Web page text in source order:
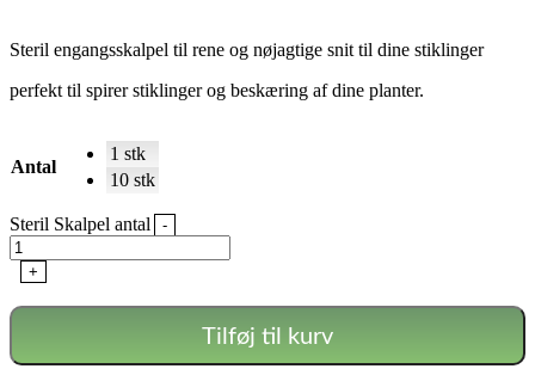
Steril engangsskalpel til rene og nøjagtige snit til dine stiklinger
perfekt til spirer stiklinger og beskæring af dine planter.
Antal
1 stk
10 stk
Steril Skalpel antal -
+
Tilføj til kurv